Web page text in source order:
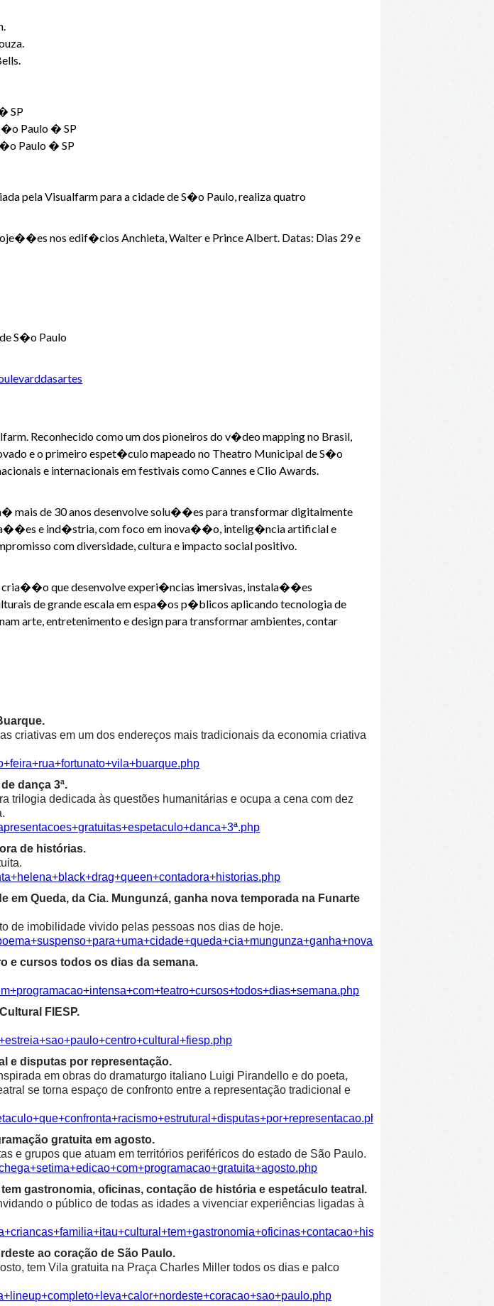
SP
Paulo � SP
Paulo � SP
pela Visualfarm para a cidade de S�o Paulo, realiza quatro
nos edif�cios Anchieta, Walter e Prince Albert. Datas: Dias 29 e
S�o Paulo
Reconhecido como um dos pioneiros do v�deo mapping no Brasil,
e o primeiro espet�culo mapeado no Theatro Municipal de S�o
e internacionais em festivais como Cannes e Clio Awards.
mais de 30 anos desenvolve solu��es para transformar digitalmente
e ind�stria, com foco em inova��o, intelig�ncia artificial e
com diversidade, cultura e impacto social positivo.
cria��o que desenvolve experi�ncias imersivas, instala��es
de grande escala em espa�os p�blicos aplicando tecnologia de
arte, entretenimento e design para transformar ambientes, contar
criativas em um dos endereços mais tradicionais da economia criativa
dança 3ª.
trilogia dedicada às questões humanitárias e ocupa a cena com dez
de histórias.
Queda, da Cia. Mungunzá, ganha nova temporada na Funarte
de imobilidade vivido pelas pessoas nos dias de hoje.
e cursos todos os dias da semana.
FIESP.
e disputas por representação.
em obras do dramaturgo italiano Luigi Pirandello e do poeta,
se torna espaço de confronto entre a representação tradicional e
gratuita em agosto.
e grupos que atuam em territórios periféricos do estado de São Paulo.
gastronomia, oficinas, contação de história e espetáculo teatral.
o público de todas as idades a vivenciar experiências ligadas à
ao coração de São Paulo.
tem Vila gratuita na Praça Charles Miller todos os dias e palco